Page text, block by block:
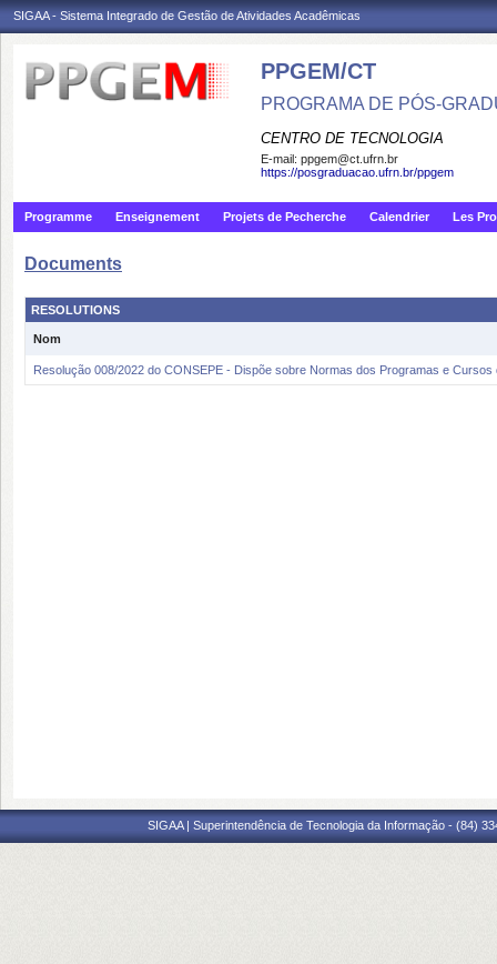
SIGAA - Sistema Integrado de Gestão de Atividades Acadêmicas
PPGEM/CT
PROGRAMA DE PÓS-
CENTRO DE TECNOLOGIA
E-mail: ppgem@ct.ufrn.br
https://posgraduacao.ufrn.br/ppgem
Programme Enseignement Projets de Pecherche Calendrier Les
Documents
RESOLUTIONS
Nom
Resolução 008/2022 do CONSEPE - Dispõe sobre Normas dos Programas e
SIGAA | Superintendência de Tecnologia da Informação - (84)